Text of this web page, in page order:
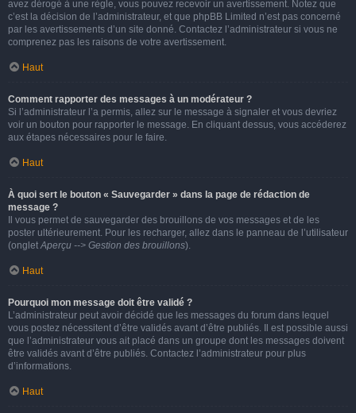
avez dérogé à une règle, vous pouvez recevoir un avertissement. Notez que
c’est la décision de l’administrateur, et que phpBB Limited n’est pas concerné
par les avertissements d’un site donné. Contactez l’administrateur si vous ne
comprenez pas les raisons de votre avertissement.
Haut
Comment rapporter des messages à un modérateur ?
Si l’administrateur l’a permis, allez sur le message à signaler et vous devriez
voir un bouton pour rapporter le message. En cliquant dessus, vous accéderez
aux étapes nécessaires pour le faire.
Haut
À quoi sert le bouton « Sauvegarder » dans la page de rédaction de
message ?
Il vous permet de sauvegarder des brouillons de vos messages et de les
poster ultérieurement. Pour les recharger, allez dans le panneau de l’utilisateur
(ongletAperçu --> Gestion des brouillons).
Haut
Pourquoi mon message doit être validé ?
L’administrateur peut avoir décidé que les messages du forum dans lequel
vous postez nécessitent d’être validés avant d’être publiés. Il est possible aussi
que l’administrateur vous ait placé dans un groupe dont les messages doivent
être validés avant d’être publiés. Contactez l’administrateur pour plus
d’informations.
Haut